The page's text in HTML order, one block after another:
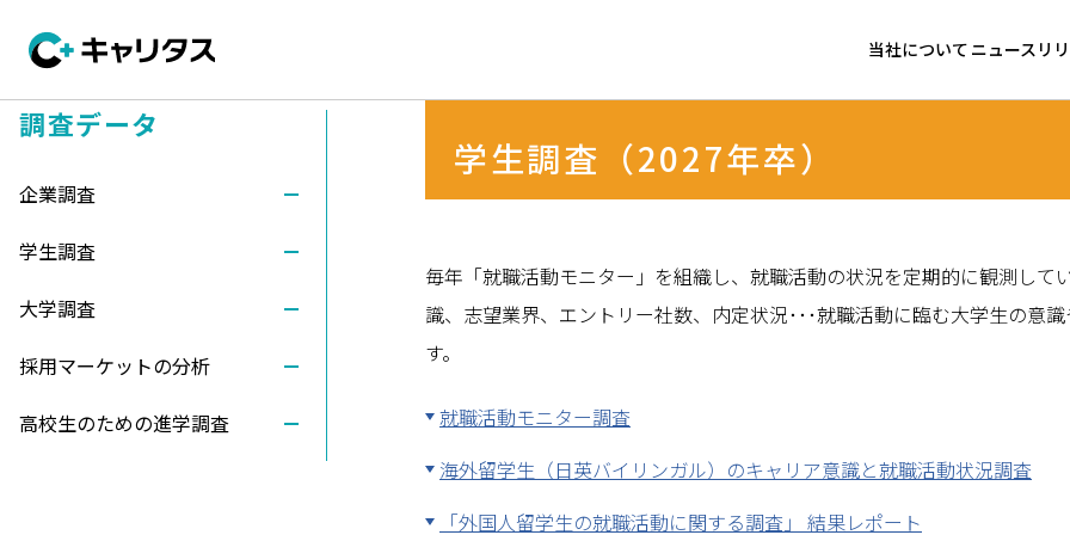
当社について
コンプライアンスの推進
ニュースリ
調査データ
企業調査
学生調査
大学調査
採用マーケットの分析
高校生のための進学調査
学生調査（2027年卒）
毎年「就職活動モニター」を組織し、就職活動の状況を定期的に観測して
識、志望業界、エントリー社数、内定状況･･･就職活動に臨む大学生の意
す。
就職活動モニター調査
海外留学生（日英バイリンガル）のキャリア意識と就職活動状況調査
「外国人留学生の就職活動に関する調査」 結果レポート